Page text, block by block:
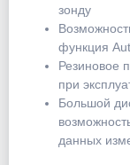
зонду
функция
Резиновое
при
Большой
данных